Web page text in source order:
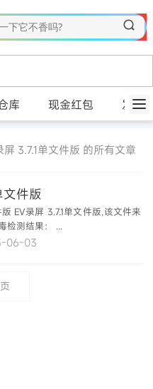
库 现金红包 发布
3.7.1单文件版 的所有文章
文件版
EV录屏 3.7.1单文件版,该文件来
自网络，下列是病毒检测结果： ...
06-03
页